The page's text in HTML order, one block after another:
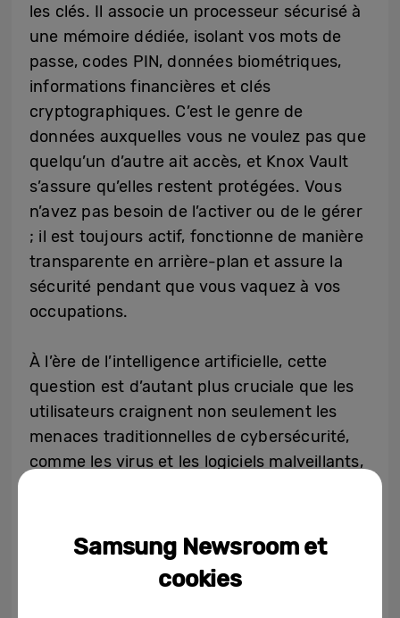
les clés. Il associe un processeur sécurisé à
une mémoire dédiée, isolant vos mots de
passe, codes PIN, données biométriques,
informations financières et clés
cryptographiques. C’est le genre de
données auxquelles vous ne voulez pas que
quelqu’un d’autre ait accès, et Knox Vault
s’assure qu’elles restent protégées. Vous
n’avez pas besoin de l’activer ou de le gérer
; il est toujours actif, fonctionne de manière
transparente en arrière-plan et assure la
sécurité pendant que vous vaquez à vos
occupations.
À l’ère de l’intelligence artificielle, cette
question est d’autant plus cruciale que les
utilisateurs craignent non seulement les
menaces traditionnelles de cybersécurité,
comme les virus et les logiciels malveillants,
à mesure que l’IA s’intègre dans les tâches
quotidiennes, les types de données à
protéger se multiplient.
Samsung Newsroom et
cookies